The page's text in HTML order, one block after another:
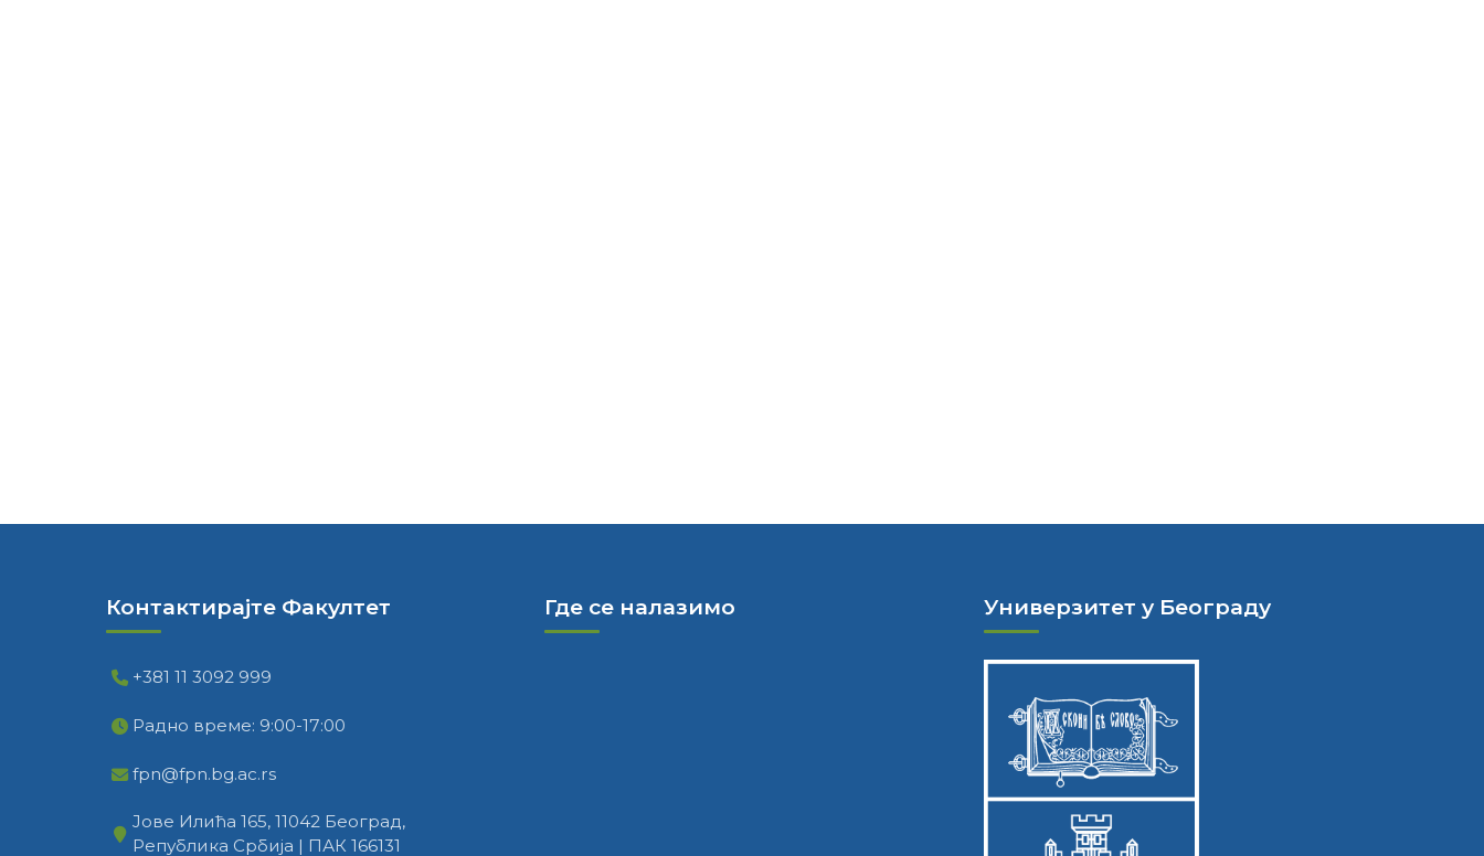
Контактирајте Факултет
+381 11 3092 999
Радно време: 9:00-17:00
fpn@fpn.bg.ac.rs
Јове Илића 165, 11042 Београд,
Република Србија | ПАК 166131
Где се налазимо Универзитет у Београду